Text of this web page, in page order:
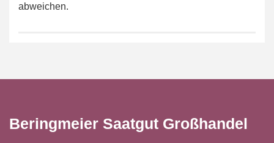
abweichen.
Beringmeier Saatgut Großhandel